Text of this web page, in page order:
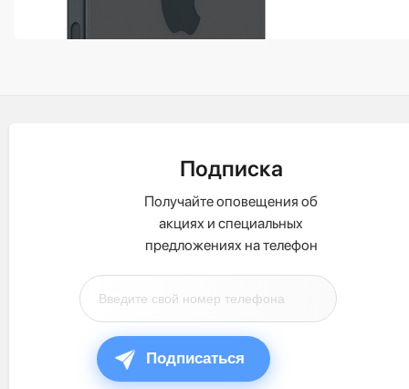
Подписка
Получайте оповещения об
акциях и специальных
предложениях на телефон
Подписаться